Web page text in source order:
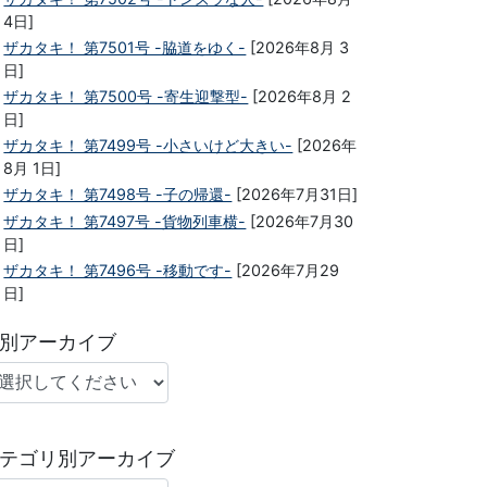
4日]
ザカタキ！ 第7501号 -脇道をゆく- [2026年8月 3
日]
ザカタキ！ 第7500号 -寄生迎撃型- [2026年8月 2
日]
ザカタキ！ 第7499号 -小さいけど大きい- [2026年
8月 1日]
ザカタキ！ 第7498号 -子の帰還- [2026年7月31日]
ザカタキ！ 第7497号 -貨物列車横- [2026年7月30
日]
ザカタキ！ 第7496号 -移動です- [2026年7月29
日]
アーカイブ
ゴリ別アーカイブ